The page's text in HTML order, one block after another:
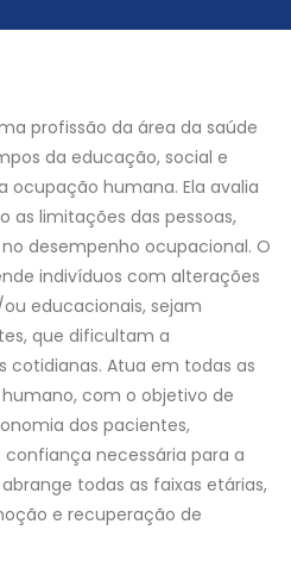
profissão da área da saúde
da educação, social e
humana. Ela avalia
as limitações das pessoas,
desempenho ocupacional. O
indivíduos com alterações
educacionais, sejam
que dificultam a
cotidianas. Atua em todas as
com o objetivo de
dos pacientes,
necessária para a
todas as faixas etárias,
e recuperação de